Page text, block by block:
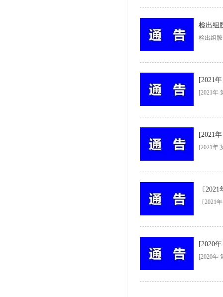
检出组
检出组
[2021年
[2021年
〔2021
[2020年